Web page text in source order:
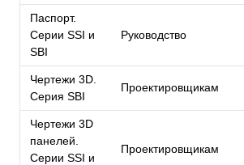
Паспорт.
Серии SSI и
SBI
Руководство
Чертежи 3D.
Серия SBI
Проектировщикам
Чертежи 3D
панелей.
Серии SSI и
Проектировщикам